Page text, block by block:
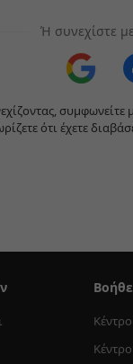
Ή συνεχίστε
συμφωνείτε
ότι έχετε